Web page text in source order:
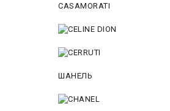
CASAMORATI
ШАНЕЛЬ